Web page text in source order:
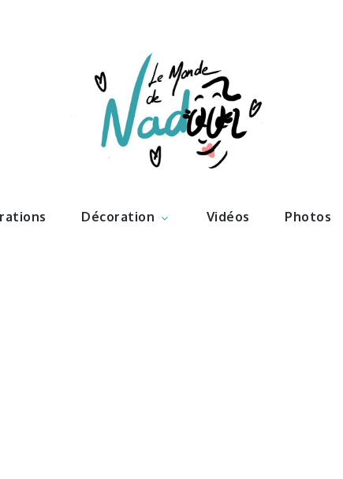
– le
Nadoo
Décoration Vidéos Photos